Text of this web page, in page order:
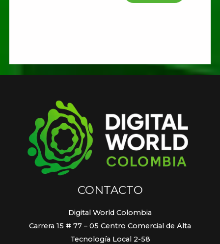
CONTACTO
Digital World Colombia
Carrera 15 # 77 – 05 Centro Comercial de Alta
Tecnología Local 2-58